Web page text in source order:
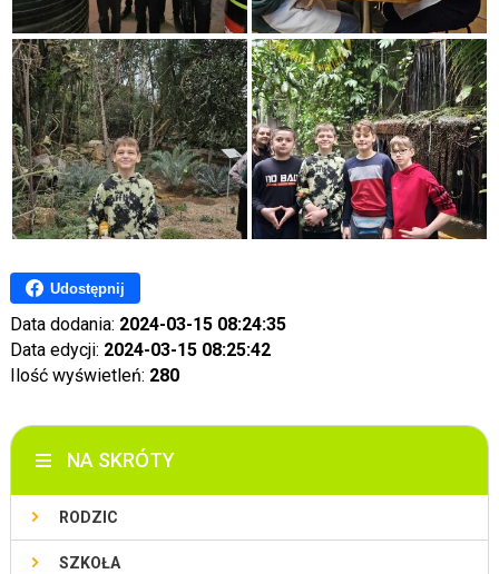
Udostępnij
Data dodania: 2024-03-15 08:24:35
Data edycji: 2024-03-15 08:25:42
Ilość wyświetleń: 280
NA SKRÓTY
RODZIC
SZKOŁA